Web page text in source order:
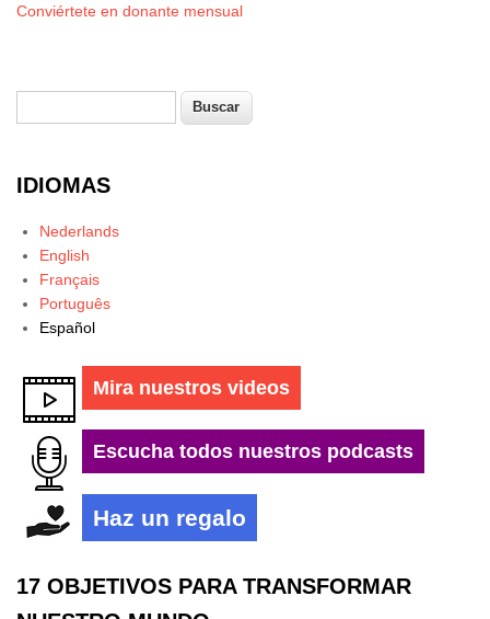
Conviértete en donante mensual
Formulario de búsqueda
IDIOMAS
Nederlands
English
Français
Português
Español
Mira nuestros videos
Escucha todos nuestros podcasts
Haz un regalo
17 OBJETIVOS PARA TRANSFORMAR